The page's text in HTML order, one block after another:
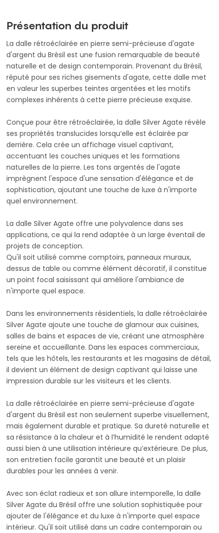
Présentation du produit
La dalle rétroéclairée en pierre semi-précieuse d'agate
d'argent du Brésil est une fusion remarquable de beauté
naturelle et de design contemporain. Provenant du Brésil,
réputé pour ses riches gisements d'agate, cette dalle met
en valeur les superbes teintes argentées et les motifs
complexes inhérents à cette pierre précieuse exquise.
Conçue pour être rétroéclairée, la dalle Silver Agate révèle
ses propriétés translucides lorsqu’elle est éclairée par
derrière. Cela crée un affichage visuel captivant,
accentuant les couches uniques et les formations
naturelles de la pierre. Les tons argentés de l'agate
imprègnent l'espace d'une sensation d'élégance et de
sophistication, ajoutant une touche de luxe à n'importe
quel environnement.
La dalle Silver Agate offre une polyvalence dans ses
applications, ce qui la rend adaptée à un large éventail de
projets de conception.
Qu'il soit utilisé comme comptoirs, panneaux muraux,
dessus de table ou comme élément décoratif, il constitue
un point focal saisissant qui améliore l'ambiance de
n'importe quel espace.
Dans les environnements résidentiels, la dalle rétroéclairée
Silver Agate ajoute une touche de glamour aux cuisines,
salles de bains et espaces de vie, créant une atmosphère
sereine et accueillante. Dans les espaces commerciaux,
tels que les hôtels, les restaurants et les magasins de détail,
il devient un élément de design captivant qui laisse une
impression durable sur les visiteurs et les clients.
La dalle rétroéclairée en pierre semi-précieuse d'agate
d'argent du Brésil est non seulement superbe visuellement,
mais également durable et pratique. Sa dureté naturelle et
sa résistance à la chaleur et à l’humidité le rendent adapté
aussi bien à une utilisation intérieure qu’extérieure. De plus,
son entretien facile garantit une beauté et un plaisir
durables pour les années à venir.
Avec son éclat radieux et son allure intemporelle, la dalle
Silver Agate du Brésil offre une solution sophistiquée pour
ajouter de l'élégance et du luxe à n'importe quel espace
intérieur. Qu'il soit utilisé dans un cadre contemporain ou